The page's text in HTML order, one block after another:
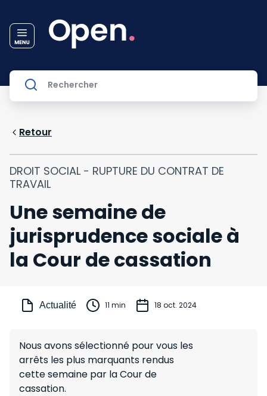
Retour
DROIT SOCIAL - RUPTURE DU CONTRAT DE
TRAVAIL
Une semaine de
jurisprudence sociale à
la Cour de cassation
Actualité 11 min 18 oct. 2024
Nous avons sélectionné pour vous les
arrêts les plus marquants rendus
cette semaine par la Cour de
cassation.